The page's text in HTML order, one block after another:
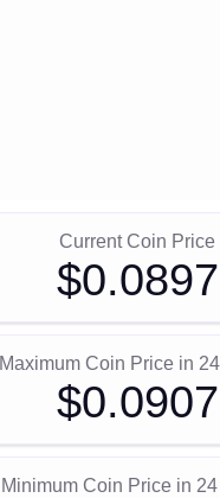
Current Coin Price
$0.0897
Maximum Coin Price in
$0.0907
Minimum Coin Price in